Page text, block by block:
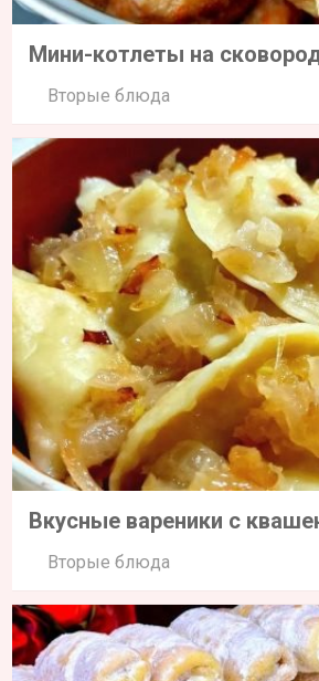
Мини-котлеты на
Вторые блюда
Вкусные вареники с
Вторые блюда